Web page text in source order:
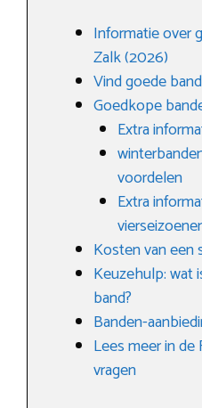
Informatie over
Zalk (2026)
Vind goede
Goedkope
Extra
voordelen
Extra
Kosten van een
Keuzehulp: wat
band?
Banden-
Lees meer in
vragen